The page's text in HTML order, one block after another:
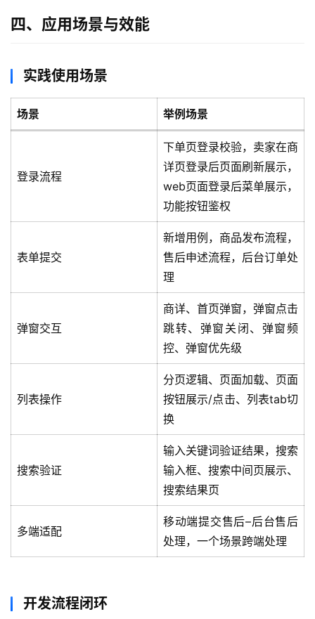
实
记
验
教
软
件
目
提
开
注册
四、应用场景与效能
实践使用场景
场景 举例场景
登录流程
下单页登录校验，卖家在商
详页登录后页面刷新展示，
web页面登录后菜单展示，
功能按钮鉴权
表单提交
新增用例，商品发布流程，
售后申述流程，后台订单处
理
弹窗交互
商详、首页弹窗，弹窗点击
跳转、弹窗关闭、弹窗频
控、弹窗优先级
列表操作
分页逻辑、页面加载、页面
按钮展示/点击、列表tab切
换
搜索验证
输入关键词验证结果，搜索
输入框、搜索中间页展示、
搜索结果页
多端适配
移动端提交售后–后台售后
处理，一个场景跨端处理
开发流程闭环